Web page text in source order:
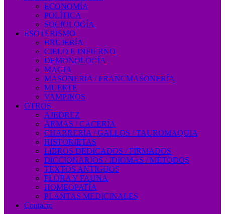
ECONOMÍA
POLÍTICA
SOCIOLOGÍA
ESOTERISMO
BRUJERÍA
CIELO E INFIERNO
DEMONOLOGÍA
MAGIA
MASONERÍA / FRANCMASONERÍA
MUERTE
VAMPIROS
OTROS
AJEDREZ
ARMAS / CACERÍA
CHARRERÍA / GALLOS / TAUROMAQUIA
HISTORIETAS
LIBROS DEDICADOS / FIRMADOS
DICCIONARIOS / IDIOMAS / MÉTODOS
TEXTOS ANTIGUOS
FLORA Y FAUNA
HOMEOPATÍA
PLANTAS MEDICINALES
Contacto